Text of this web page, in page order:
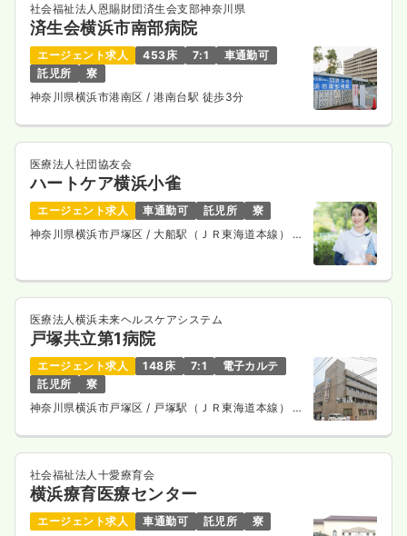
社会福祉法人恩賜財団済生会支部神奈川県
済生会横浜市南部病院
エージェント求人 453床 7:1
車通勤可
託児所
寮
神奈川県横浜市港南区/ 港南台駅 徒歩3分
医療法人社団協友会
ハートケア横浜小雀
エージェント求人 車通勤可 託児所
寮
神奈川県横浜市戸塚区 / 大船駅（ＪＲ東海道本線） バ
医療法人横浜未来ヘルスケアシステム
戸塚共立第1病院
エージェント求人 148床 7:1
電子カルテ
託児所
寮
神奈川県横浜市戸塚区/ 戸塚駅（ＪＲ東海道本線） 徒
社会福祉法人十愛療育会
横浜療育医療センター
エージェント求人 車通勤可 託児所
寮